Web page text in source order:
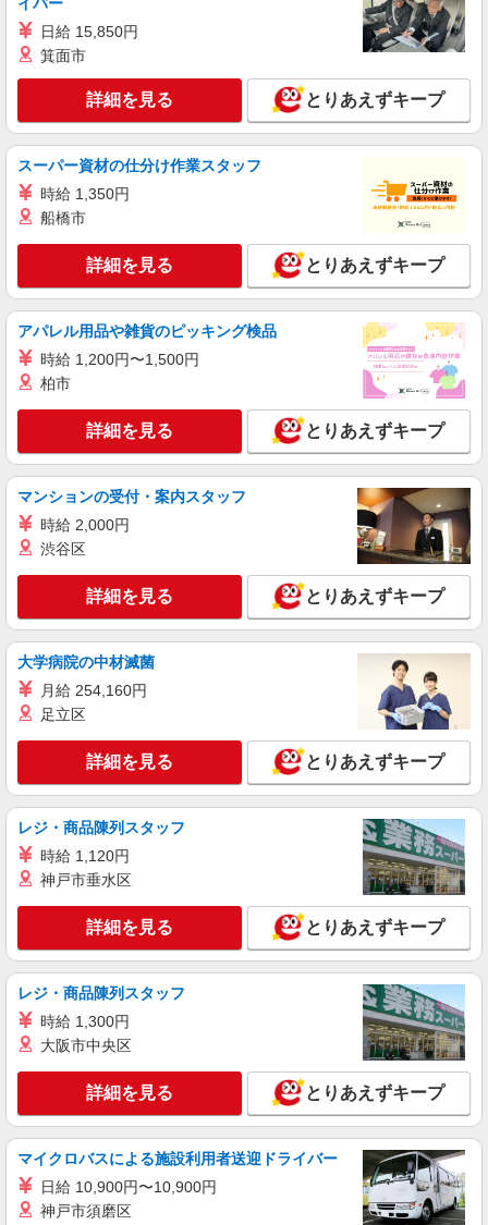
る） 経験者：時給1550〜1750円（資格・経験によ
払い/週払い/月払い対応も可能です。詳しくは面談
時にご相談ください。 ◆交通費：別途全額支給 ※
当社規定あり
「岡本駅」 ★その他、近隣に多数勤務地ありま
す！
キープ 詳細を見る
アルバイト パート 派遣社員
日研トータルソーシング株式会社 メディカルケア事業部/宇都宮オフ
ィス【看護助手】
時給1,180円 ★週払いOK（規定あり） ※給与
幅は経験・能力による
栃木県宇都宮市 【最寄駅】東武宇都宮線「南
宇都宮」駅
詳細を見る
株式会社トラストグロース 新宿本社 第3営業部
サービス付き高齢者向け住宅での夜専介護士
1夜勤：16500円〜21000円 ※資格や経験など
キープ 詳細を見る
派遣社員
株式会社kotrio /●UT-H-2094158
未経験大歓迎のデイサービスSTAFF＊運転で
時給1500円〜2125円 ＜日払い有/週払い有/交
通費全支給(ガソリン代含む)＞
宇都宮市
キープ 詳細を見る
派遣社員
（株）ウィルオブ・ワークCW 宇都宮支店/ms090101
介護スタッフ
時給1400円 ◆前払い・日払い・週払いOK
栃木県宇都宮市
キープ 詳細を見る
（株）ウィルオブ・ワークCW 宇都宮支店/ms090101
生活サポート
時給1400円 ◆前払い・日払い・週払いOK
栃木県宇都宮市
日給 15,850円
箕面市
詳細を見る とりあえずキープ
スーパー資材の仕分け作業スタッフ
時給 1,350円
船橋市
詳細を見る とりあえずキープ
アパレル用品や雑貨のピッキング検品
時給 1,200円〜1,500円
柏市
詳細を見る とりあえずキープ
マンションの受付・案内スタッフ
時給 2,000円
渋谷区
詳細を見る とりあえずキープ
大学病院の中材滅菌
月給 254,160円
足立区
詳細を見る とりあえずキープ
レジ・商品陳列スタッフ
時給 1,120円
神戸市垂水区
詳細を見る とりあえずキープ
レジ・商品陳列スタッフ
時給 1,300円
大阪市中央区
詳細を見る とりあえずキープ
マイクロバスによる施設利用者送迎ドライバー
日給 10,900円〜10,900円
神戸市須磨区